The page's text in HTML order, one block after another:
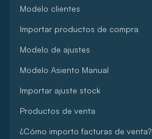
Modelo clientes
Importar productos de compra
Modelo de ajustes
Modelo Asiento Manual
Importar ajuste stock
Productos de venta
¿Cómo importo facturas de venta?